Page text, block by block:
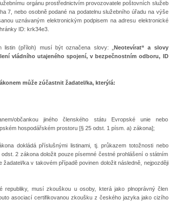
orgánu prostřednictvím provozovatele poštovních služeb
7, nebo osobně podané na podatelnu služebního úřadu na výše
uznávaným elektronickým podpisem na adresu elektronické
ID: krk34e3.
(příloh) musí být označena slovy: „ Neotevírat“ a slovy
vládního utajeného spojení, v bezpečnostním odboru, ID
může zúčastnit žadatel/ka, který/á:
občankou jiného členského státu Evropské unie nebo
hospodářském prostoru [§ 25 odst. 1 písm. a) zákona];
dokládá příslušnými listinami, tj. průkazem totožnosti nebo
2 zákona doložit pouze písemné čestné prohlášení o státním
ka v takovém případě povinen doložit následně, nejpozději
republiky, musí zkouškou u osoby, která jako plnoprávný člen
asociací certifikovanou zkoušku z českého jazyka jako cizího